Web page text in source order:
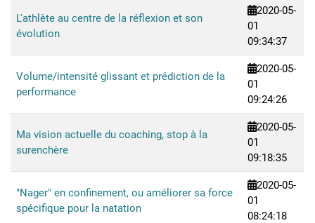
L'athlète au centre de la réflexion et son
évolution
2020-05-
01
09:34:37
Volume/intensité glissant et prédiction de la
performance
2020-05-
01
09:24:26
Ma vision actuelle du coaching, stop à la
surenchère
2020-05-
01
09:18:35
"Nager" en confinement, ou améliorer sa force
spécifique pour la natation
2020-05-
01
08:24:18